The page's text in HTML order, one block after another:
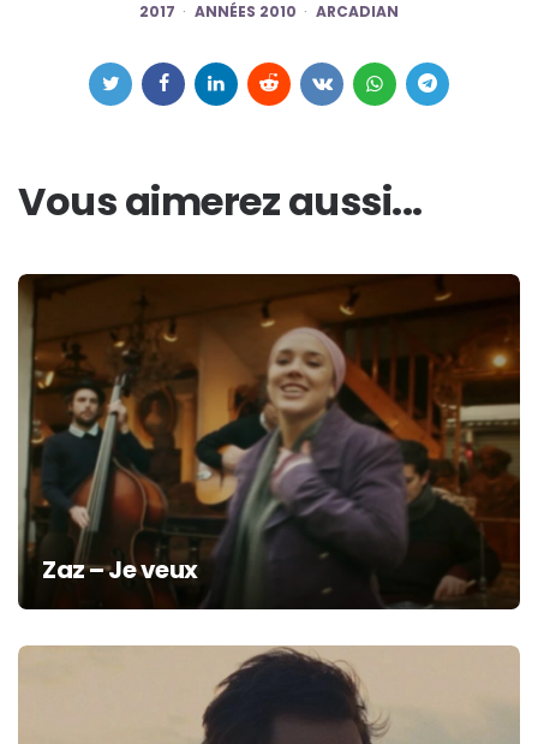
2017 ANNÉES 2010 ARCADIAN
Vous aimerez aussi...
Zaz – Je veux